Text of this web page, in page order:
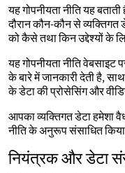
यह गोपनीयता नीति यह
दौरान कौन-कौन से
को कैसे तथा किन उद्देश्यों के
यह गोपनीयता नीति वेबसाइट
के बारे में जानकारी देती है,
के डेटा की प्रोसेसिंग और
आपका व्यक्तिगत डेटा हमेशा
नीति के अनुरूप संसाधित किया
नियंत्रक और डेटा